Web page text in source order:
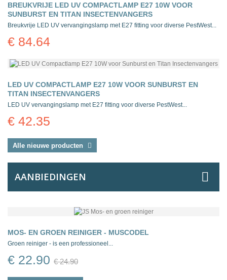
BREUKVRIJE LED UV COMPACTLAMP E27 10W VOOR
SUNBURST EN TITAN INSECTENVANGERS
Breukvrije LED UV vervangingslamp met E27 fitting voor diverse PestWest...
€ 84.64
LED UV COMPACTLAMP E27 10W VOOR SUNBURST EN
TITAN INSECTENVANGERS
LED UV vervangingslamp met E27 fitting voor diverse PestWest...
€ 42.35
Alle nieuwe producten
AANBIEDINGEN
MOS- EN GROEN REINIGER - MUSCODEL
Groen reiniger - is een professioneel...
€ 22.90 € 24.90